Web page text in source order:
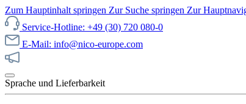
Zum Hauptinhalt springen Zur Suche springen Zur
Service-Hotline: +49 (30) 720 080-0
E-Mail: info@nico-europe.com
Sprache und Lieferbarkeit